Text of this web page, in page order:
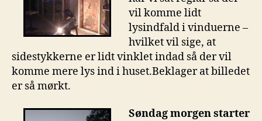
vil komme lidt
lysindfald i vinduerne –
hvilket vil sige, at
sidestykkerne er lidt vinklet indad så der vil
komme mere lys ind i huset.Beklager at billedet
er så mørkt.
Søndag morgen starter